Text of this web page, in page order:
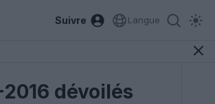
Suivre Langue
dévoilés